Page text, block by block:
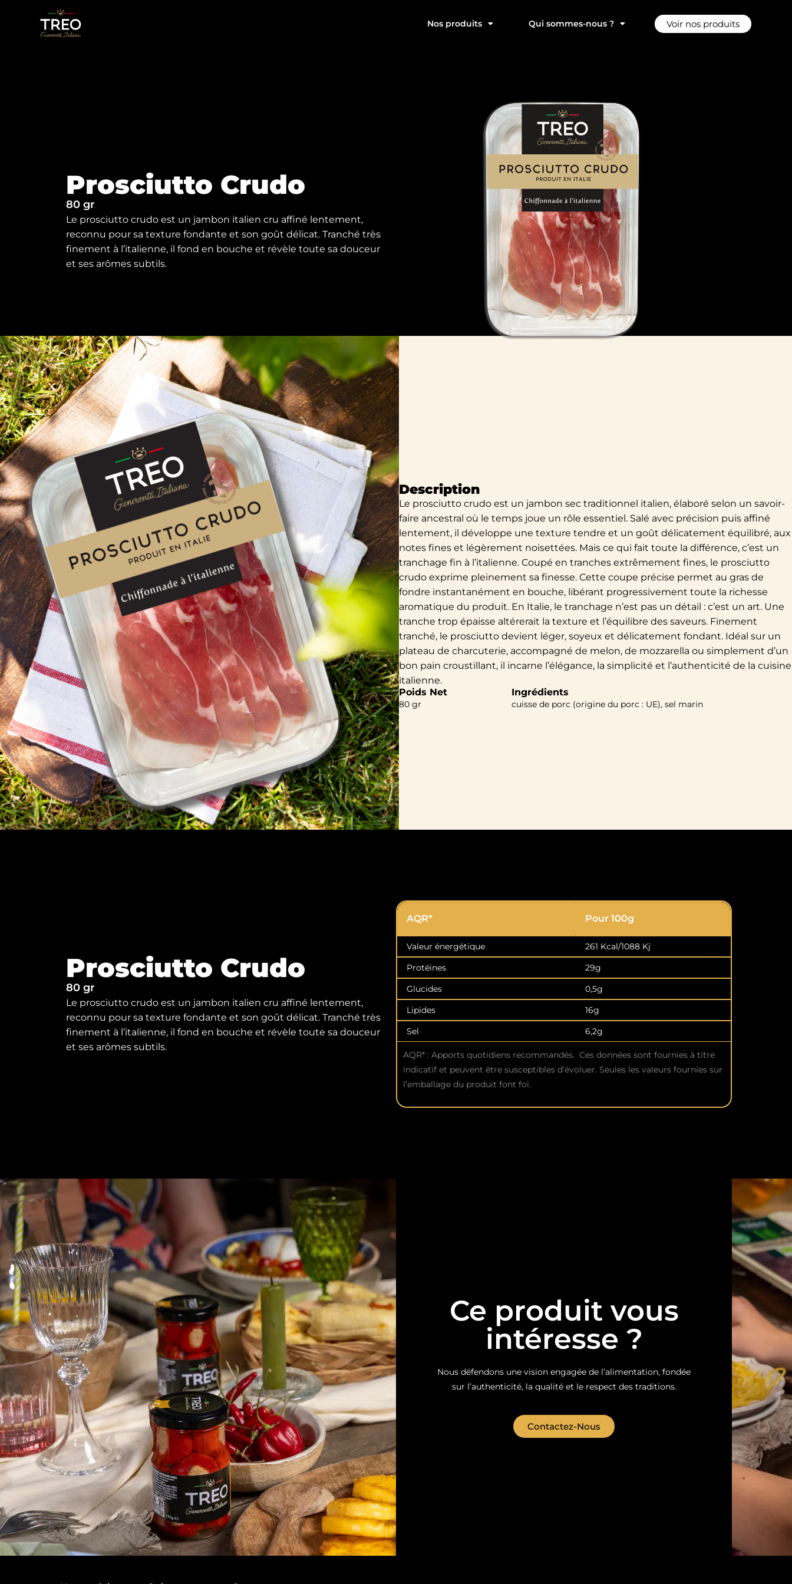
Nos produits Qui sommes-nous ? Voir nos produits
Prosciutto Crudo
80 gr
Le prosciutto crudo est un jambon italien cru affiné lentement,
reconnu pour sa texture fondante et son goût délicat. Tranché très
finement à l’italienne, il fond en bouche et révèle toute sa douceur
et ses arômes subtils.
Description
Le prosciutto crudo est un jambon sec traditionnel italien, élaboré selon un savoir-
faire ancestral où le temps joue un rôle essentiel. Salé avec précision puis affiné
lentement, il développe une texture tendre et un goût délicatement équilibré, aux
notes fines et légèrement noisettées. Mais ce qui fait toute la différence, c’est un
tranchage fin à l’italienne. Coupé en tranches extrêmement fines, le prosciutto
crudo exprime pleinement sa finesse. Cette coupe précise permet au gras de
fondre instantanément en bouche, libérant progressivement toute la richesse
aromatique du produit. En Italie, le tranchage n’est pas un détail : c’est un art. Une
tranche trop épaisse altérerait la texture et l’équilibre des saveurs. Finement
tranché, le prosciutto devient léger, soyeux et délicatement fondant. Idéal sur un
plateau de charcuterie, accompagné de melon, de mozzarella ou simplement d’un
bon pain croustillant, il incarne l’élégance, la simplicité et l’authenticité de la cuisine
italienne.
Poids Net
80 gr
Ingrédients
cuisse de porc (origine du porc : UE), sel marin
Prosciutto Crudo
80 gr
Le prosciutto crudo est un jambon italien cru affiné lentement,
reconnu pour sa texture fondante et son goût délicat. Tranché très
finement à l’italienne, il fond en bouche et révèle toute sa douceur
et ses arômes subtils.
AQR* Pour 100g
Valeur énergétique
261 Kcal/1088 Kj
Protéines
29g
Glucides
0,5g
Lipides
16g
Sel
6,2g
AQR* : Apports quotidiens recommandés. Ces données sont fournies à titre
indicatif et peuvent être susceptibles d’évoluer. Seules les valeurs fournies sur
l’emballage du produit font foi.
Ce produit vous
intéresse ?
Nous défendons une vision engagée de l’alimentation, fondée
sur l’authenticité, la qualité et le respect des traditions.
Contactez-Nous